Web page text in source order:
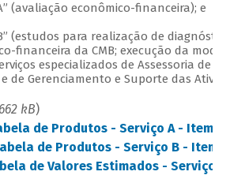
A” (avaliação econômico-financeira); e
B” (estudos para realização de
financeira da CMB; execução da
especializados de Assessoria de
de Gerenciamento e Suporte das
kB)
de Produtos - Serviço A - Item 1
de Produtos - Serviço B - Item 2
de Valores Estimados - Serviço A